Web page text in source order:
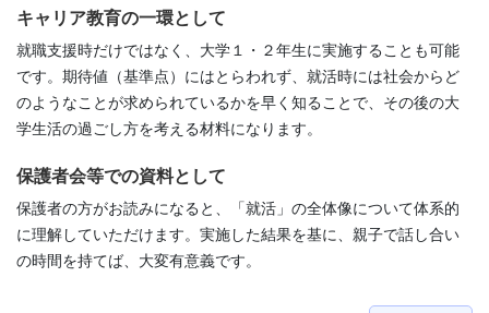
キャリア教育の一環として
就職支援時だけではなく、大学１・２年生に実施することも可能
です。期待値（基準点）にはとらわれず、就活時には社会からど
のようなことが求められているかを早く知ることで、その後の大
学生活の過ごし方を考える材料になります。
保護者会等での資料として
保護者の方がお読みになると、「就活」の全体像について体系的
に理解していただけます。実施した結果を基に、親子で話し合い
の時間を持てば、大変有意義です。